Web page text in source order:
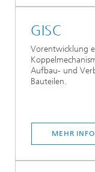
GISC
Vorentwicklung
Aufbau- und
Bauteilen.
MEHR INFO